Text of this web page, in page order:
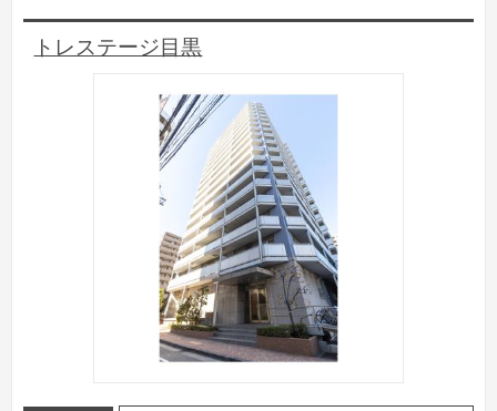
トレステージ目黒